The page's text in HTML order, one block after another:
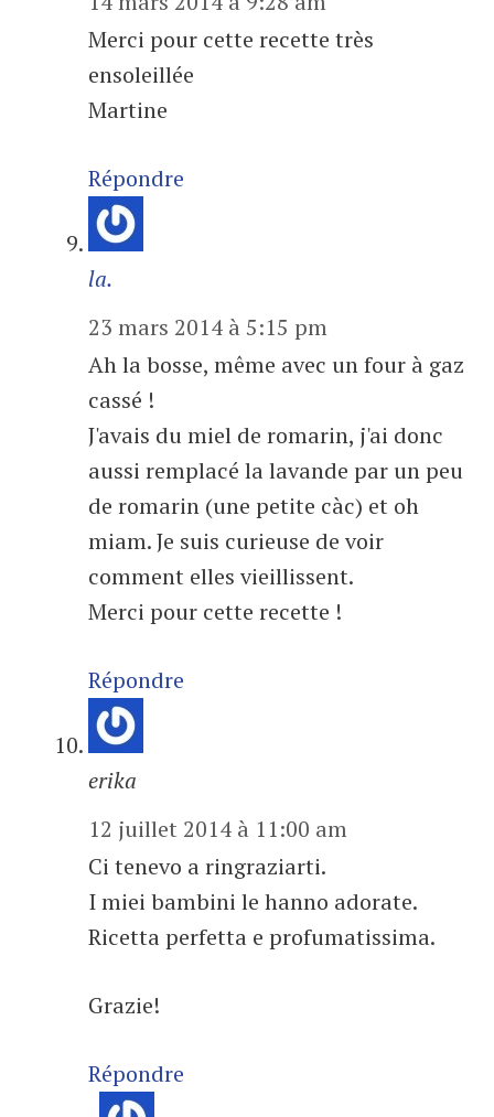
Merci pour cette recette très
ensoleillée
Martine
Répondre
la.
23 mars 2014 à 5:15 pm
Ah la bosse, même avec un four à gaz
cassé !
J'avais du miel de romarin, j'ai donc
aussi remplacé la lavande par un peu
de romarin (une petite càc) et oh
miam. Je suis curieuse de voir
comment elles vieillissent.
Merci pour cette recette !
Répondre
erika
12 juillet 2014 à 11:00 am
Ci tenevo a ringraziarti.
I miei bambini le hanno adorate.
Ricetta perfetta e profumatissima.
Grazie!
Répondre